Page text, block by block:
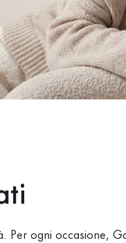
Per ogni occasione,